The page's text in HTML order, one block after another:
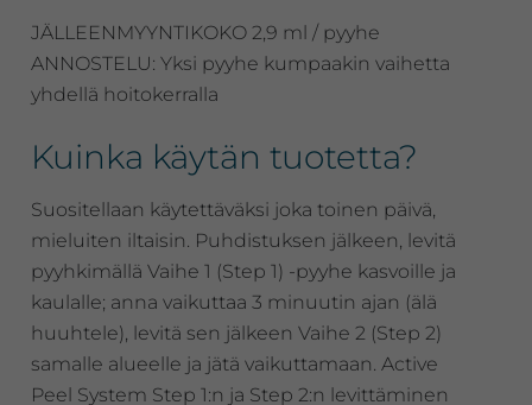
JÄLLEENMYYNTIKOKO 2,9 ml / pyyhe
ANNOSTELU: Yksi pyyhe kumpaakin vaihetta
yhdellä hoitokerralla
Kuinka käytän tuotetta?
Suositellaan käytettäväksi joka toinen päivä,
mieluiten iltaisin. Puhdistuksen jälkeen, levitä
pyyhkimällä Vaihe 1 (Step 1) -pyyhe kasvoille ja
kaulalle; anna vaikuttaa 3 minuutin ajan (älä
huuhtele), levitä sen jälkeen Vaihe 2 (Step 2)
samalle alueelle ja jätä vaikuttamaan. Active
Peel System Step 1:n ja Step 2:n levittäminen